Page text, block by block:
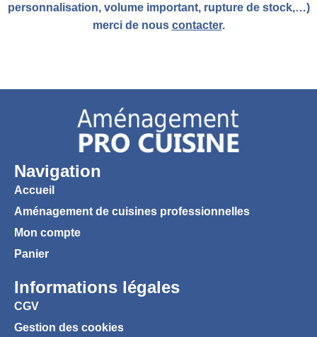
personnalisation, volume important, rupture de stock,…)
merci de nous contacter.
Navigation
Accueil
Aménagement de cuisines professionnelles
Mon compte
Panier
Informations légales
CGV
Gestion des cookies